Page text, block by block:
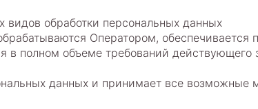
видов обработки персональных данных
Оператором,
в полном объеме требований действующего
данных и принимает все